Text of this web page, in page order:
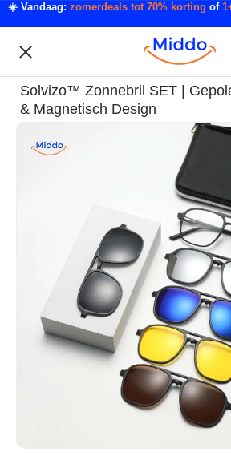
Ga naar inhoud
☀️ Vandaag: zomerdeals tot 70% korting of
Zoeken
Acties
Acties & Deals
Slaapkamer & Badkamer
Tech & Gadgets
Auto & Klussen
Tuin & Outdoor
Sport & Herstel
Wonen & Interieur
Solvizo™ Zonnebril SET |
& Magnetisch Design
Ga direct naar productinformatie